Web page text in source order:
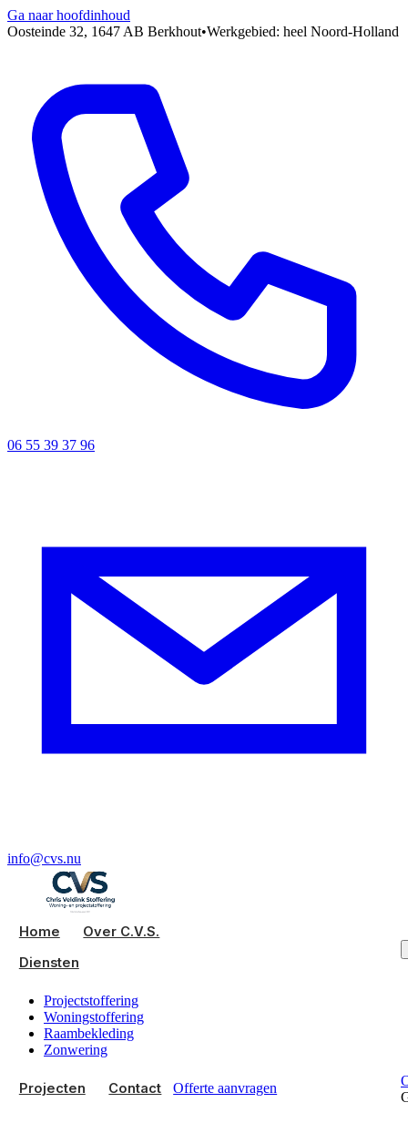
Ga naar hoofdinhoud
Oosteinde 32, 1647 AB Berkhout•Werkgebied: heel Noord-Holland
06 55 39 37 96
info@cvs.nu
Home
Over C.V.S.
Diensten
Projectstoffering
Woningstoffering
Raambekleding
Zonwering
Projecten Contact Offerte aanvragen